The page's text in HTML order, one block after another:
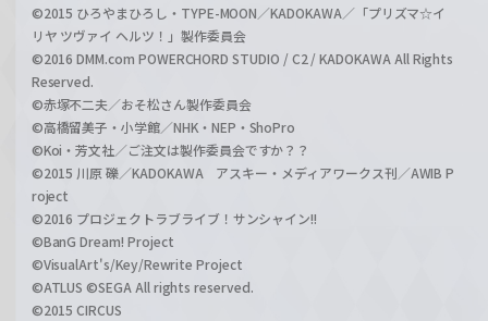
©2015 ひろやまひろし・TYPE-MOON／KADOKAWA／「プリズマ☆イ
リヤ ツヴァイ ヘルツ！」製作委員会
©2016 DMM.com POWERCHORD STUDIO / C2 / KADOKAWA All Rights
Reserved.
©赤塚不二夫／おそ松さん製作委員会
©高橋留美子・小学館／NHK・NEP・ShoPro
©Koi・芳文社／ご注文は製作委員会ですか？？
©2015 川原 礫／KADOKAWA アスキー・メディアワークス刊／AWIB P
roject
©2016 プロジェクトラブライブ！サンシャイン!!
©BanG Dream! Project
©VisualArt's/Key/Rewrite Project
©ATLUS ©SEGA All rights reserved.
©2015 CIRCUS